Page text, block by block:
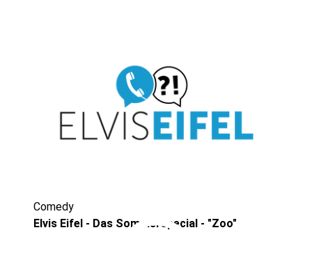
Comedy
Elvis Eifel - Das Sommerspecial - "Zoo"